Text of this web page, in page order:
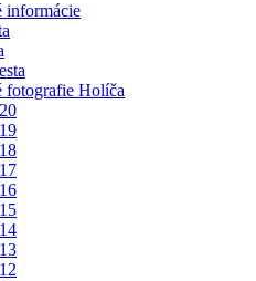
informácie
fotografie Holíča